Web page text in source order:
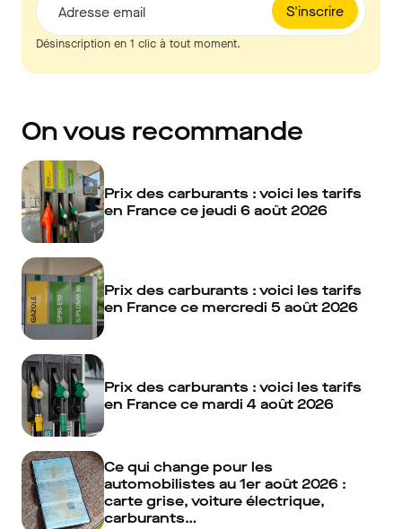
S'inscrire
Adresse email
Désinscription en 1 clic à tout moment.
On vous recommande
Prix des carburants : voici les tarifs
en France ce jeudi 6 août 2026
Prix des carburants : voici les tarifs
en France ce mercredi 5 août 2026
Prix des carburants : voici les tarifs
en France ce mardi 4 août 2026
Ce qui change pour les
automobilistes au 1er août 2026 :
carte grise, voiture électrique,
carburants…